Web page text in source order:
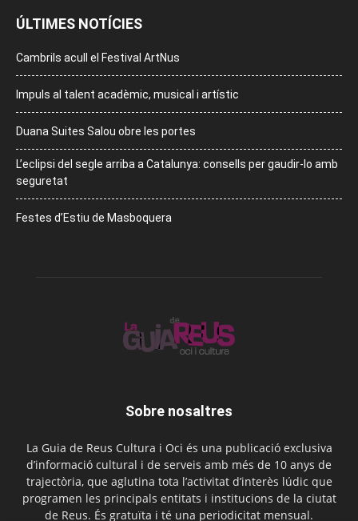
ÚLTIMES NOTÍCIES
Cambrils acull el Festival ArtNus
Impuls al talent acadèmic, musical i artístic
Duana Suites Salou obre les portes
L’eclipsi del segle arriba a Catalunya: consells per gaudir-lo amb
seguretat
Festes d’Estiu de Masboquera
Sobre nosaltres
La Guia de Reus Cultura i Oci és una publicació exclusiva
d’informació cultural i de serveis amb més de 10 anys de
trajectòria, que aglutina tota l’activitat d’interès lúdic que
programen les principals entitats i institucions de la ciutat
de Reus. És gratuïta i té una periodicitat mensual.